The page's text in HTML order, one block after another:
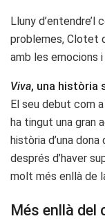
Lluny
problemes, Clotet
amb les emocions
Viva, una història
El seu debut com
ha tingut una gran
història d’una
després d’haver
molt més enllà de
Més enllà del